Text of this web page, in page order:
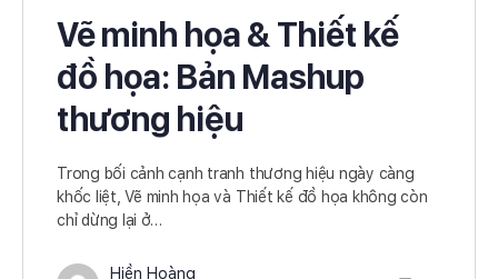
Vẽ minh họa & Thiết kế
đồ họa: Bản Mashup
thương hiệu
Trong bối cảnh cạnh tranh thương hiệu ngày càng
khốc liệt, Vẽ minh họa và Thiết kế đồ họa không còn
chỉ dừng lại ở…
Hiền Hoàng